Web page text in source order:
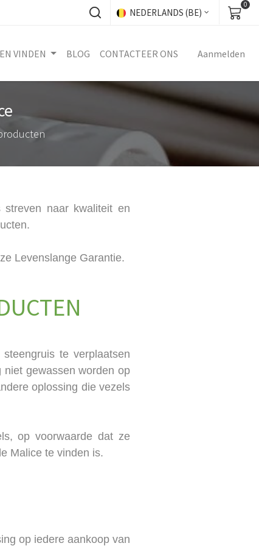
NEDERLANDS (BE)
0
VINDEN BLOG CONTACTEER ONS Aanmelden
naar kwaliteit en
Levenslange Garantie.​
te verplaatsen
gewassen worden op
oplossing die vezels
op voorwaarde dat ze
Malice te vinden is.​
op iedere aankoop van